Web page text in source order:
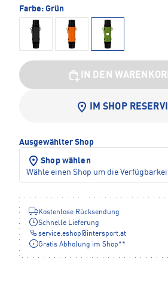
Farbe: Grün
IN DEN
IM SHOP
Ausgewählter Shop
Shop wählen
Wähle einen Shop um die
Kostenlose Rücksendung
Schnelle Lieferung
service.eshop@intersport.at
Gratis Abholung im Shop**